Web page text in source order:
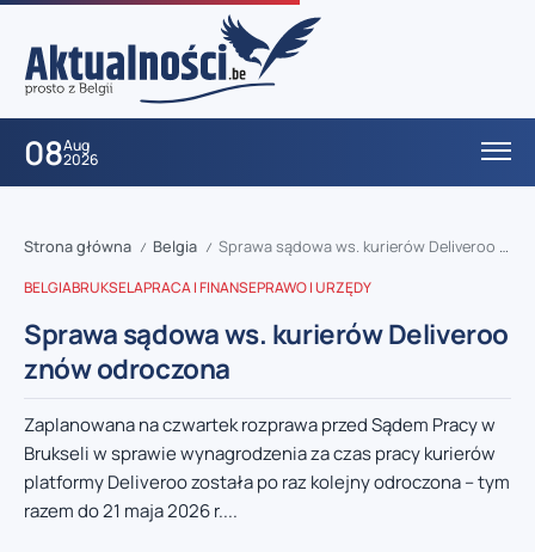
08Aug
2026
Strona główna / Belgia / Sprawa sądowa ws. kurierów Deliveroo znów odroczona
BELGIABRUKSELAPRACA I FINANSEPRAWO I URZĘDY
Sprawa sądowa ws. kurierów Deliveroo
znów odroczona
Zaplanowana na czwartek rozprawa przed Sądem Pracy w
Brukseli w sprawie wynagrodzenia za czas pracy kurierów
platformy Deliveroo została po raz kolejny odroczona – tym
razem do 21 maja 2026 r....